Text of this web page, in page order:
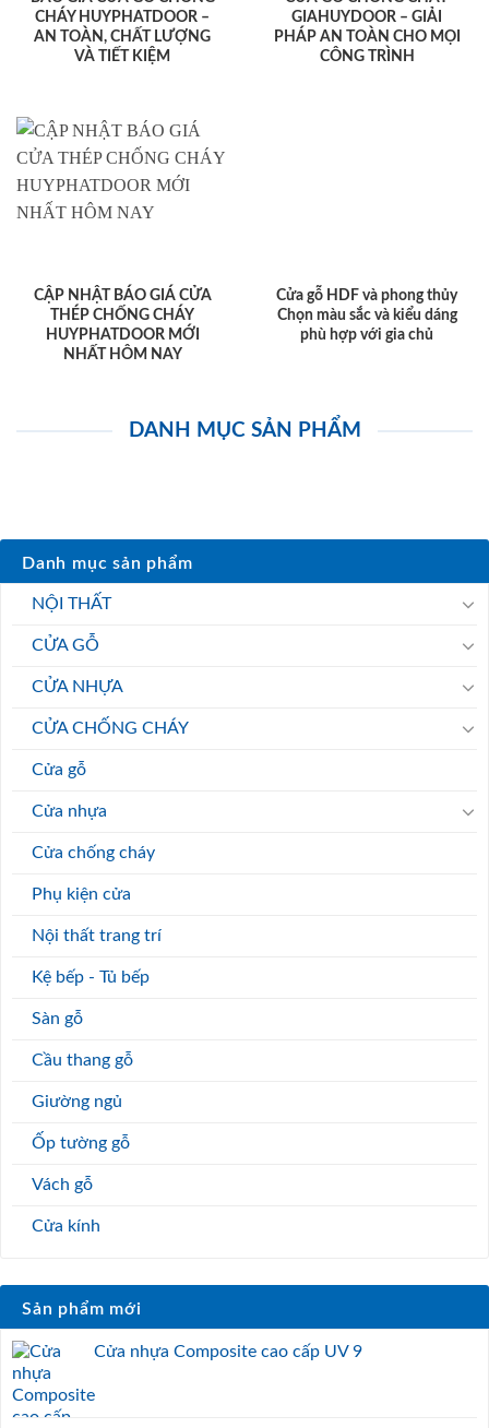
CHÁY HUYPHATDOOR –
AN TOÀN, CHẤT LƯỢNG
VÀ TIẾT KIỆM
GIAHUYDOOR – GIẢI
PHÁP AN TOÀN CHO MỌI
CÔNG TRÌNH
CẬP NHẬT BÁO GIÁ CỬA
THÉP CHỐNG CHÁY
HUYPHATDOOR MỚI
NHẤT HÔM NAY
Cửa gỗ HDF và phong thủy
Chọn màu sắc và kiểu dáng
phù hợp với gia chủ
DANH MỤC SẢN PHẨM
Danh mục sản phẩm
NỘI THẤT
CỬA GỖ
CỬA NHỰA
CỬA CHỐNG CHÁY
Cửa gỗ
Cửa nhựa
Cửa chống cháy
Phụ kiện cửa
Nội thất trang trí
Kệ bếp - Tủ bếp
Sàn gỗ
Cầu thang gỗ
Giường ngủ
Ốp tường gỗ
Vách gỗ
Cửa kính
Sản phẩm mới
Cửa nhựa Composite cao cấp UV 9